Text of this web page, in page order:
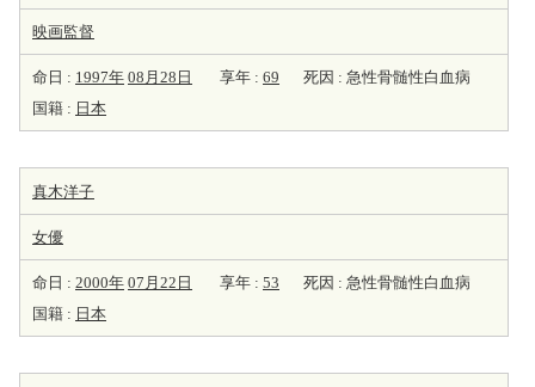
映画監督
命日 : 1997年 08月28日 享年 : 69
死因 : 急性骨髄性白血病
国籍 : 日本
真木洋子
女優
命日 : 2000年 07月22日 享年 : 53
死因 : 急性骨髄性白血病
国籍 : 日本